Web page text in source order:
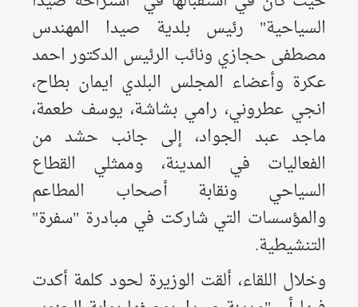
السياحية" رئيس بلدية صيدا المهندس
مصطفى حجازي ونائب الرئيس الدكتور احمد
عكرة وأعضاء المجلس البلدي ايمان بطاح،
انجي عطروني، رامي بشاشة، يوسف طعمة،
ماجد عبد الجواد، إلى جانب حشد من
الفعاليات في المدينة، وممثلي القطاع
السياحي ونقابة أصحاب المطاعم
والمؤسسات التي شاركت في مبادرة "سفرة"
التنشيطية.
​وخلال اللقاء، ألقت الوزيرة لحود كلمة أكدت